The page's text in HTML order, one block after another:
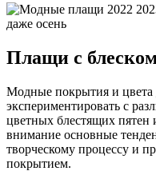
Плащи с блеском
Модные покрытия и цвета
экспериментировать с
цветных блестящих пятен
внимание основные
творческому процессу и
покрытием.